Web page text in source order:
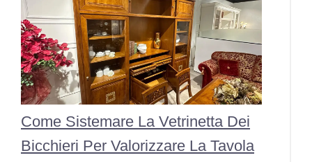
Come Sistemare La Vetrinetta Dei
Bicchieri Per Valorizzare La Tavola